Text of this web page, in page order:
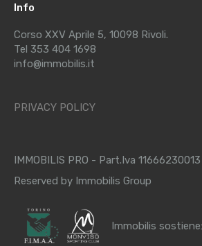
Info
Corso XXV Aprile 5, 10098 Rivoli.
Tel 353 404 1698
info@immobilis.it
PRIVACY POLICY
IMMOBILIS PRO - Part.Iva
Reserved by Immobilis Group
Immobilis sostiene: